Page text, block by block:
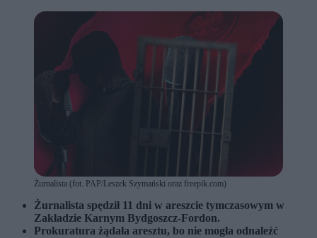
Żurnalista (fot. PAP/Leszek Szymański oraz freepik.com)
Żurnalista spędził 11 dni w areszcie tymczasowym w
Zakładzie Karnym Bydgoszcz-Fordon.
Prokuratura żądała aresztu, bo nie mogła odnaleźć